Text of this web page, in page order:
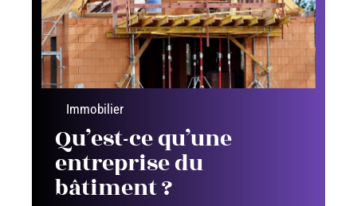
Immobilier
Qu’est-ce qu’une
entreprise du
bâtiment ?